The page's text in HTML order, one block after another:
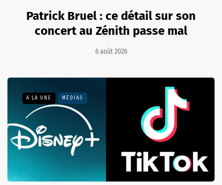
Patrick Bruel : ce détail sur son
concert au Zénith passe mal
6 août 2026
A LA UNE MÉDIAS